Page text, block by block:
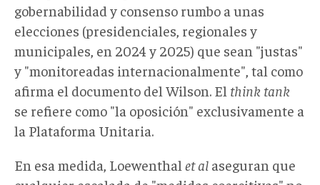
gobernabilidad y consenso rumbo a unas
elecciones (presidenciales, regionales y
municipales, en 2024 y 2025) que sean "justas"
y "monitoreadas internacionalmente", tal como
afirma el documento del Wilson. El think tank
se refiere como "la oposición" exclusivamente a
la Plataforma Unitaria.
En esa medida, Loewenthal et al aseguran que